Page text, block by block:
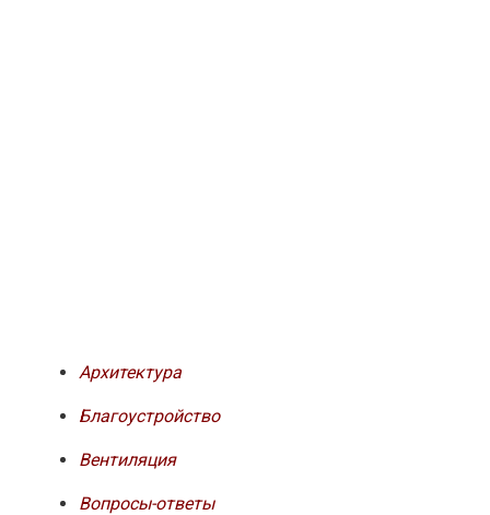
Архитектура
Благоустройство
Вентиляция
Вопросы-ответы